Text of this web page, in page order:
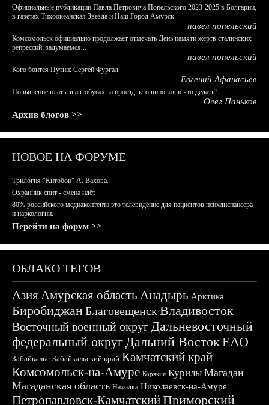
Официальные публикации Павла Петровича Попельского 2023-2025 в Болгарии,
в газетах Тихоокеанская Звезда и Наш Город Амурск
павел попельский
Комсомольск официально продолжает отмечать День памяти жертв сталинских
репрессий: задумаемся...
павел попельский
Кого боится Путин: Сергей Фургал
Евгений Афанасьев
Повышение платы в автобусах за проезд: кто виноват, и что делать?
Олег Паньков
Архив блогов >>
НОВОЕ НА ФОРУМЕ
Трилогия "Китобои" А. Вахова.
Охранник спит - смена идёт
80% российского медиаконтента это телевидение для пациентов психдиспансера
и наркологии.
Перейти на форум >>
ОБЛАКО ТЕГОВ
АзияАмурская область Анадырь Арктика
БиробиджанБлаговещенскВладивосток
Восточный военный округДальневосточный
федеральный округДальний ВостокЕАО
Забайкалье Забайкальский край Камчатский край
Комсомольск-на-Амуре Корякия Курилы Магадан
Магаданская область Находка Николаевск-на-Амуре
Петропавловск-КамчатскийПриморский